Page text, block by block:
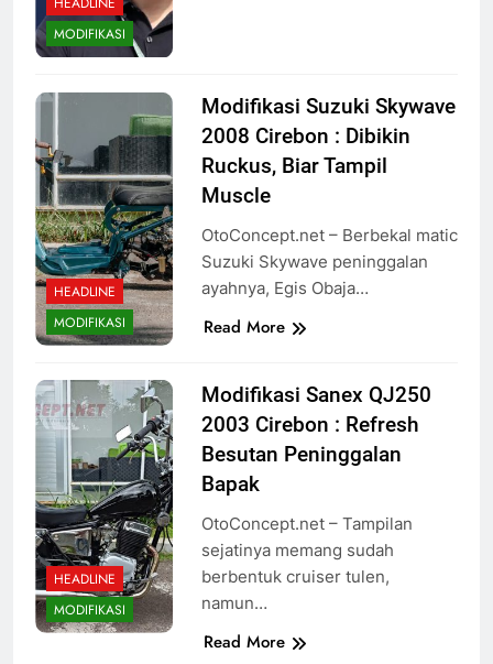
MODIFIKASI
HEADLINE
MODIFIKASI
Modifikasi Suzuki Skywave
2008 Cirebon : Dibikin
Ruckus, Biar Tampil
Muscle
OtoConcept.net – Berbekal matic
Suzuki Skywave peninggalan
ayahnya, Egis Obaja…
Read More
HEADLINE
MODIFIKASI
Modifikasi Sanex QJ250
2003 Cirebon : Refresh
Besutan Peninggalan
Bapak
OtoConcept.net – Tampilan
sejatinya memang sudah
berbentuk cruiser tulen,
namun…
Read More